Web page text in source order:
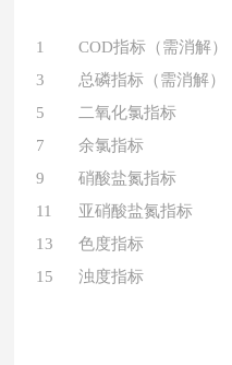
1 COD指标（需消解）
3
总磷指标（需消解）
5
二氧化氯指标
7
余氯指标
9
硝酸盐氮指标
11
亚硝酸盐氮指标
13
色度指标
15
浊度指标